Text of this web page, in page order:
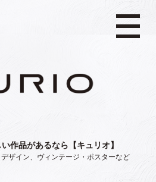
作品があるなら【キュリオ】
ザイン、ヴィンテージ・ポスターなど